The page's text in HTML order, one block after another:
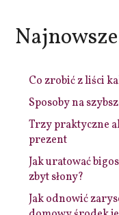
Co zrobić z liści
Sposoby na
Trzy praktyczne
prezent
Jak uratować
zbyt słony?
Jak odnowić